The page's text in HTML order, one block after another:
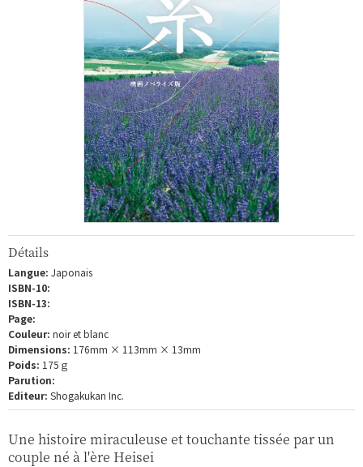
Détails
Langue: Japonais
ISBN-10:
ISBN-13:
Page:
Couleur: noir et blanc
Dimensions: 176mm × 113mm × 13mm
Poids: 175ｇ
Parution:
Editeur: Shogakukan Inc.
Une histoire miraculeuse et touchante tissée par un
couple né à l'ère Heisei